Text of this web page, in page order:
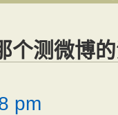
测微博
pm